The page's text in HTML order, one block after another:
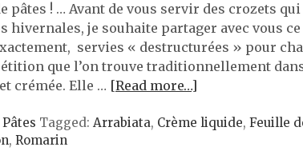
pâtes ! … Avant de vous servir des crozets
hivernales, je souhaite partager avec vous
servies « destructurées » pour
que l’on trouve traditionnellement
crémée. Elle … [Read more…]
Pâtes Tagged: Arrabiata, Crème liquide, Feuille
, Romarin